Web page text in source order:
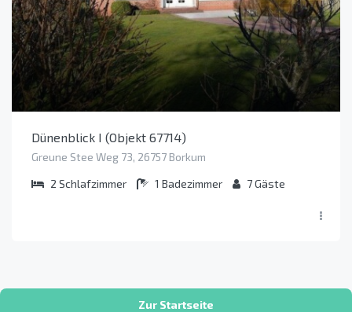
Dünenblick I (Objekt 67714)
Greune Stee Weg 73, 26757 Borkum
2 Schlafzimmer 1 Badezimmer 7Gäste
Zur Startseite